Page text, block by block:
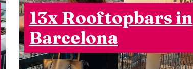
13x Rooftopbars in
Barcelona